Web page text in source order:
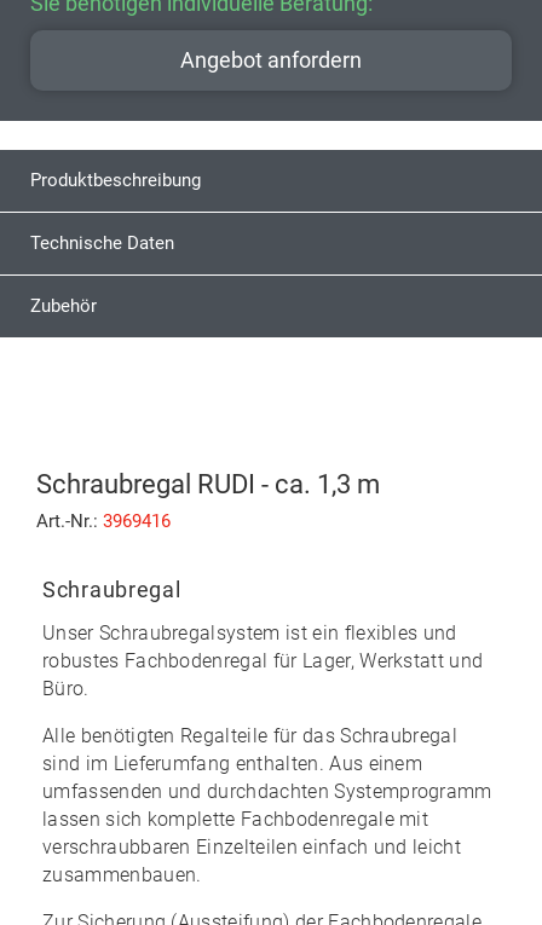
Angebot anfordern
Produktbeschreibung
Technische Daten
Zubehör
Schraubregal RUDI - ca. 1,3 m
Art.-Nr.: 3969416
Schraubregal
Unser Schraubregalsystem ist ein flexibles und
robustes Fachbodenregal für Lager, Werkstatt und
Büro.
Alle benötigten Regalteile für das Schraubregal
sind im Lieferumfang enthalten. Aus einem
umfassenden und durchdachten Systemprogramm
lassen sich komplette Fachbodenregale mit
verschraubbaren Einzelteileneinfach und leicht
zusammenbauen.